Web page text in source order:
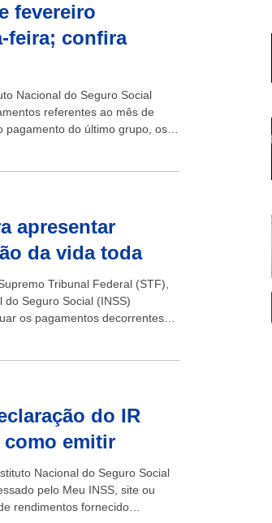
fevereiro
feira; confira
Nacional do Seguro Social
referentes ao mês de
do último grupo, os
apresentar
da vida toda
Tribunal Federal (STF),
Seguro Social (INSS)
os pagamentos decorrentes
do IR
emitir
Nacional do Seguro Social
pelo Meu INSS, site ou
rendimentos fornecido